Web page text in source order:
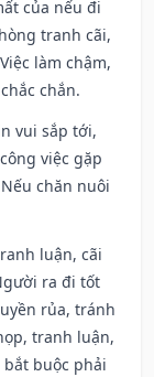
của nếu đi
tranh cãi,
làm chậm,
chắn.
vui sắp tới,
việc gặp
chăn nuôi
luận, cãi
ra đi tốt
rủa, tránh
tranh luận,
buộc phải